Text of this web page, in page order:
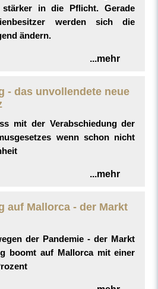
stärker in die Pflicht. Gerade
werden sich die
ändern.
...mehr
- das unvollendete neue
mit der Verabschiedung der
wenn schon nicht
...mehr
auf Mallorca - der Markt
der Pandemie - der Markt
boomt auf Mallorca mit einer